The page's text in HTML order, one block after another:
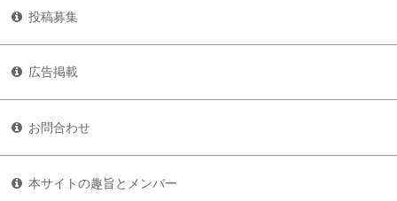
投稿募集
広告掲載
お問合わせ
本サイトの趣旨とメンバー